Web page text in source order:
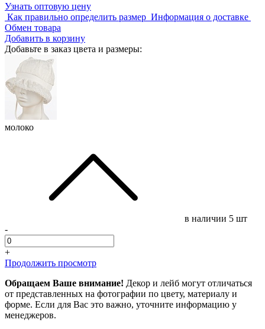
Узнать оптовую цену
Как правильно определить размер Информация о доставке
Обмен товара
Добавить в корзину
Добавьте в заказ цвета и размеры:
молоко
в наличии 5 шт
-
+
Продолжить просмотр
Обращаем Ваше внимание! Декор и лейб могут отличаться
от представленных на фотографии по цвету, материалу и
форме. Если для Вас это важно, уточните информацию у
менеджеров.